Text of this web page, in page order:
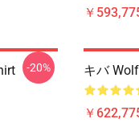
￥
-20% キバ
￥